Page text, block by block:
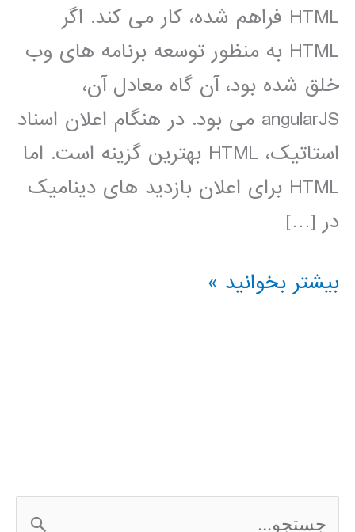
HTML فراهم شده، کار می کند. اگر
HTML به منظور توسعه برنامه های وب
خلق شده بود، آن گاه معادل آن،
angularJS می بود. در هنگام اعلان اسناد
استاتیک، HTML بهترین گزینه است. اما
HTML برای اعلان بازدید های دینامیک
در […]
آموزش
بیشتر بخوانید »